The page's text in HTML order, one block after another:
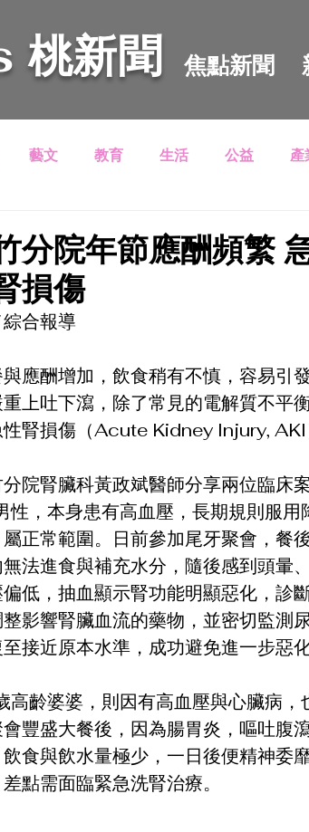
新聞 焦點新聞
藝文 教育 生活 公益 產
分院年節應酬頻繁
損傷
合報導
應酬增加，飲食稍有不慎，容易引
上吐下瀉，除了常見的電解質不平
腎損傷（Acute Kidney Injury, AKI
院腎臟科黃政斌醫師分享兩位臨床
性，本身患有高血壓，長期規則服
正常範圍。日前參加尾牙聚會，餐
法進食與補充水分，隨後感到頭暈
低，抽血顯示腎功能明顯惡化，診
影響腎臟血流的藥物，並密切監測
接近原本水準，成功避免進一步惡化
高齡婆婆，則因有高血壓與心臟病，
豐盛大餐後，因為腸胃炎，嘔吐腹
食與飲水量極少，一日後便精神委
點需面臨緊急洗腎治療。